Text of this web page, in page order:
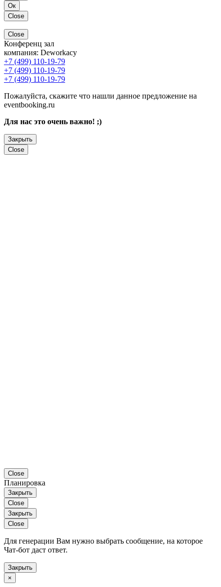
Ок
Close
Close
Конференц зал
компания: Deworkacy
+7 (499) 110-19-79
+7 (499) 110-19-79
+7 (499) 110-19-79
Пожалуйста, скажите что нашли данное предложение на
eventbooking.ru
Для нас это очень важно! ;)
Закрыть
Close
Close
Планировка
Закрыть
Close
Закрыть
Close
Для генерации Вам нужно выбрать сообщение, на которое
Чат-бот даст ответ.
Закрыть
×